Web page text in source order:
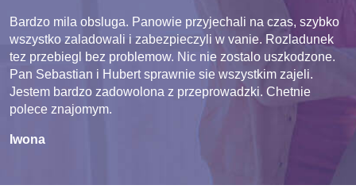
Bardzo mila obsluga. Panowie przyjechali na czas, szybko
wszystko zaladowali i zabezpieczyli w vanie. Rozladunek
tez przebiegl bez problemow. Nic nie zostalo uszkodzone.
Pan Sebastian i Hubert sprawnie sie wszystkim zajeli.
Jestem bardzo zadowolona z przeprowadzki. Chetnie
polece znajomym.
Iwona